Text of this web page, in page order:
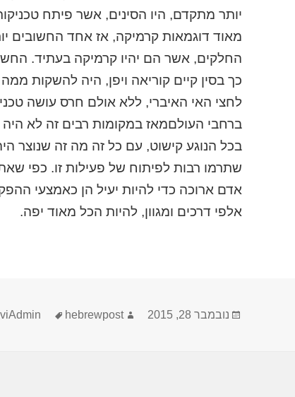
יותר מתקדם, היו הסינים, אשר פיתח
מאוד דוגמאות קרמיקה, אז אחד החשובים
החלקים, אשר הם יהיו קרמיקה בעתיד.
כך בסין קיים קוריאה ויפן, היה להשקות
לחצי האי האיברי, ללא אולם חרס עושה
ברחבי העולםמאז במקומות רבים זה לא היה
בכל הנוגע קישוט, עם כל זה מה זה שנוצר
שתרמו רבות לפיתוח של פעילות זו. כפי
אדם ארוכה כדי להיות יעיל הן כאמצעי
אלפי דרכים ומגוון, להיות הכל מאוד יפה.
פורסם
נובמבר 28, 2015 מחבר תגיות hebrewpost